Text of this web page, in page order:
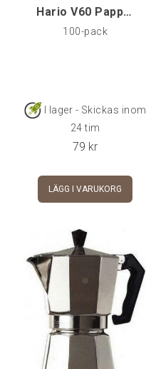
Hario V60 Pappersfilter 02, 100-pack - Made in Jap
100-pack
I lager - Skickas inom
24 tim
79 kr
LÄGG I VARUKORG